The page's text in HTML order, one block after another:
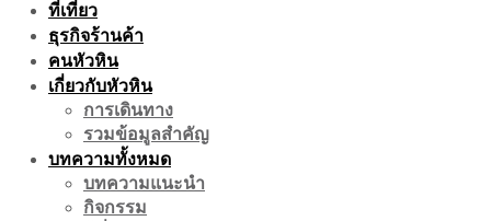
ที่เที่ยว
ธุรกิจร้านค้า
คนหัวหิน
เกี่ยวกับหัวหิน
การเดินทาง
รวมข้อมูลสำคัญ
บทความทั้งหมด
บทความแนะนำ
กิจกรรม